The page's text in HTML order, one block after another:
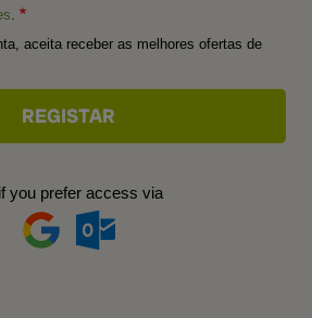
aceita receber as melhores ofertas de
you prefer access via